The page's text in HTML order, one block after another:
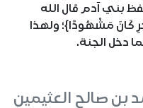
بني آدم قال الله
كَانَ مَشْهُودًا}؛ ولهذا
دخل الجنة.
بن صالح العثيمين